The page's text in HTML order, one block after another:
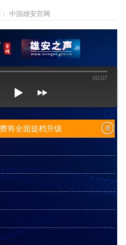
中国雄安官网
将全面提档升级
00:07